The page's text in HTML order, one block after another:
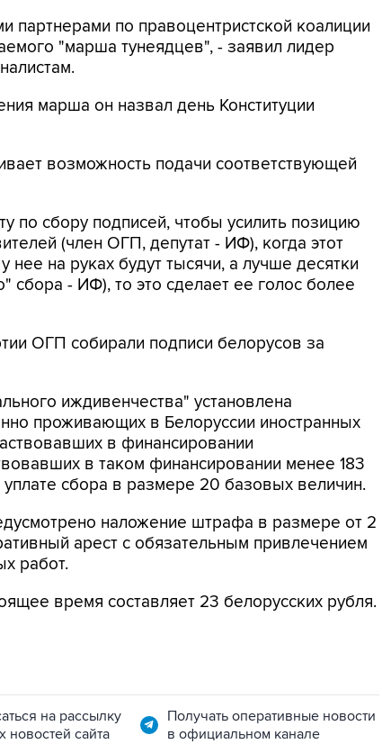
по правоцентристской коалиции
"марша тунеядцев", - заявил лидер
марша он назвал день Конституции
возможность подачи соответствующей
по сбору подписей, чтобы усилить позицию
(член ОГП, депутат - ИФ), когда этот
нее на руках будут тысячи, а лучше десятки
сбора - ИФ), то это сделает ее голос более
ОГП собирали подписи белорусов за
иждивенчества" установлена
проживающих в Белоруссии иностранных
в финансировании
в таком финансировании менее 183
сбора в размере 20 базовых величин.
наложение штрафа в размере от 2
арест с обязательным привлечением
работ.
время составляет 23 белорусских рубля.
на рассылку
новостей сайта
Получать оперативные новости
в официальном канале